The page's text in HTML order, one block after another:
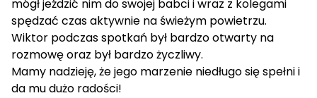
mógł jeździć nim do swojej babci i wraz z kolegami
spędzać czas aktywnie na świeżym powietrzu.
Wiktor podczas spotkań był bardzo otwarty na
rozmowę oraz był bardzo życzliwy.
Mamy nadzieję, że jego marzenie niedługo się spełni i
da mu dużo radości!